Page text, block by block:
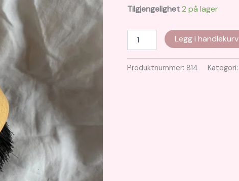
Tilgjengelighet2 på lager
brush
antall
Legg i handlekurv
Produktnummer: 814 Kategori: